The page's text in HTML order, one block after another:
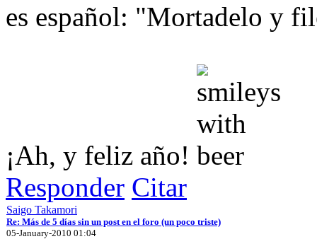
es español: "Mortadelo y
¡Ah, y feliz año!
Responder Citar
Saigo Takamori
Re: Más de 5 días sin un post en el foro (un poco triste)
05-January-2010 01:04